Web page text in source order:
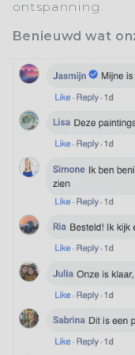
ontspanning.
Benieuwd wat